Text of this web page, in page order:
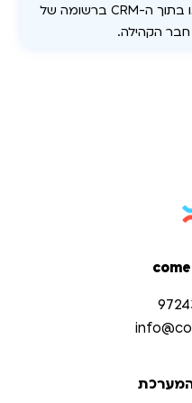
התנועות של הוראות הקבע תראו בתוך ה-CRM ברשומה של
הקהילה.